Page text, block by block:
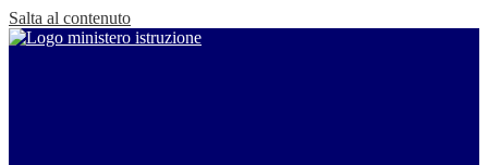
Salta al contenuto